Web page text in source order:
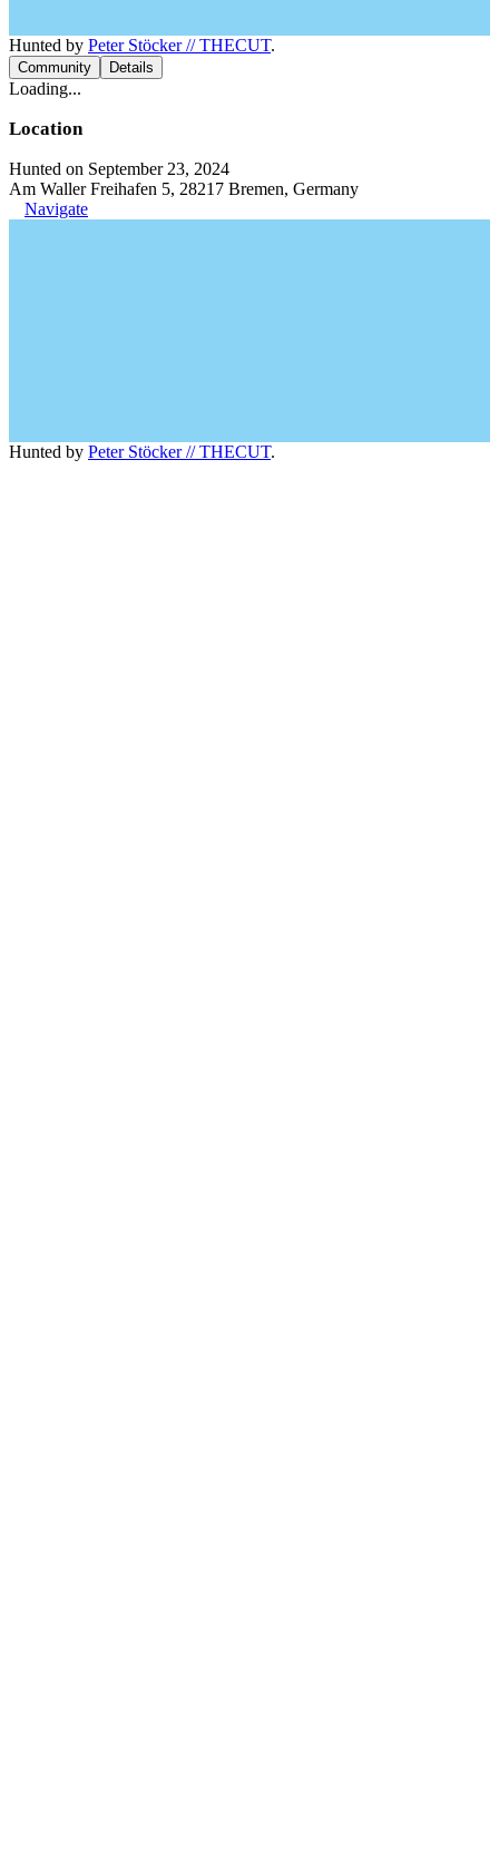
Hunted by Peter Stöcker // THECUT.
Community Details
Loading...
Location
Hunted on September 23, 2024
Am Waller Freihafen 5, 28217 Bremen, Germany
Navigate
Hunted by Peter Stöcker // THECUT.